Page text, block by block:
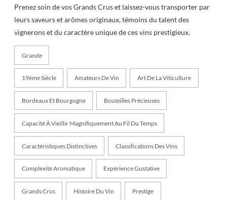
Prenez soin de vos Grands Crus et laissez-vous transporter par
leurs saveurs et arômes originaux, témoins du talent des
vignerons et du caractère unique de ces vins prestigieux.
Grande
19ème Siècle Amateurs De Vin Art De La Viticulture
Bordeaux Et Bourgogne Bouteilles Précieuses
Capacité À Vieillir Magnifiquement Au Fil Du Temps
Caractéristiques Distinctives Classifications Des Vins
Complexité Aromatique Expérience Gustative
Grands Crus Histoire Du Vin Prestige